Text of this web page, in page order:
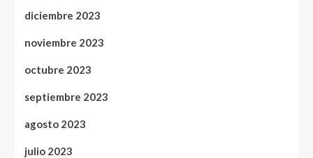
diciembre 2023
noviembre 2023
octubre 2023
septiembre 2023
agosto 2023
julio 2023